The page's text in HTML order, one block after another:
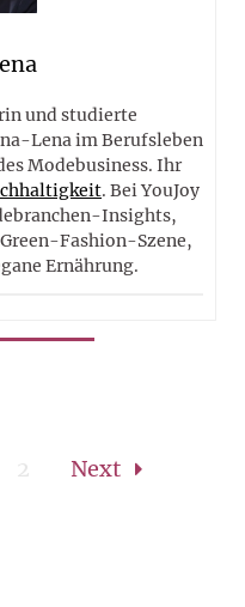
und studierte
Lena im Berufsleben
Modebusiness. Ihr
. Bei YouJoy
Insights,
Fashion-Szene,
Ernährung.
2 Next